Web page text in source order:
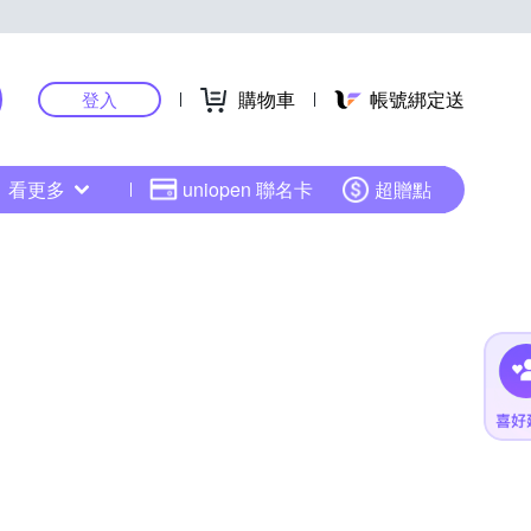
登入 購物車 帳號綁定送
看更多 uniopen 聯名卡 超贈點